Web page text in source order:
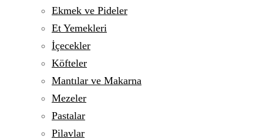
Ekmek ve Pideler
Et Yemekleri
İçecekler
Köfteler
Mantılar ve Makarna
Mezeler
Pastalar
Pilavlar